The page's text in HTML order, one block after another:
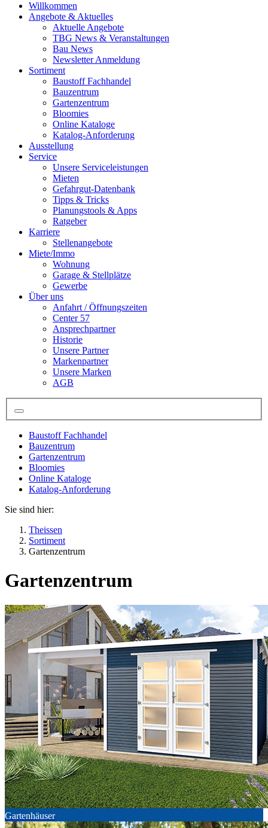
Willkommen
Angebote & Aktuelles
Aktuelle Angebote
TBG News & Veranstaltungen
Bau News
Newsletter Anmeldung
Sortiment
Baustoff Fachhandel
Bauzentrum
Gartenzentrum
Bloomies
Online Kataloge
Katalog-Anforderung
Ausstellung
Service
Unsere Serviceleistungen
Mieten
Gefahrgut-Datenbank
Tipps & Tricks
Planungstools & Apps
Ratgeber
Karriere
Stellenangebote
Miete/Immo
Wohnung
Garage & Stellplätze
Gewerbe
Über uns
Anfahrt / Öffnungszeiten
Center 57
Ansprechpartner
Historie
Unsere Partner
Markenpartner
Unsere Marken
AGB
Baustoff Fachhandel
Bauzentrum
Gartenzentrum
Bloomies
Online Kataloge
Katalog-Anforderung
Sie sind hier:
Theissen
Sortiment
Gartenzentrum
Gartenzentrum
Gartenhäuser